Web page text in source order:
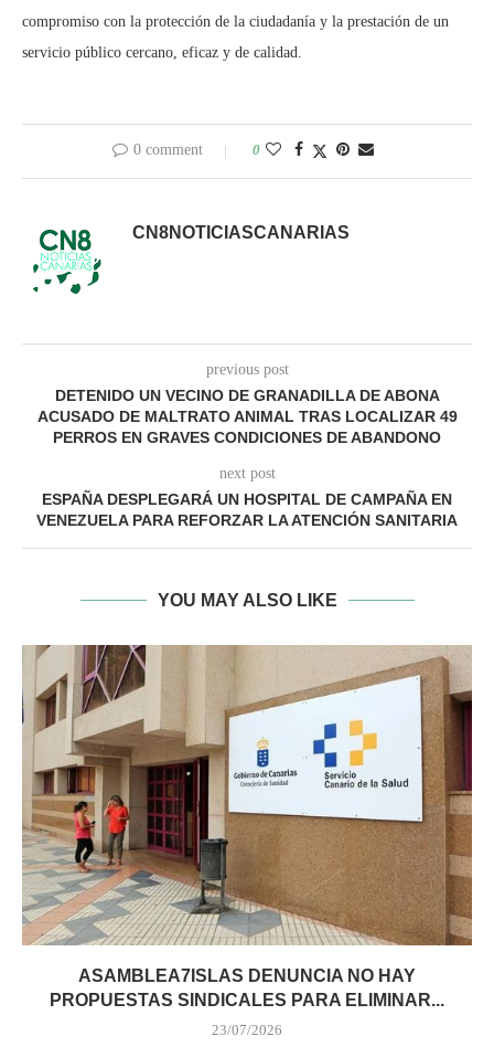
compromiso con la protección de la ciudadanía y la prestación de un
servicio público cercano, eficaz y de calidad.
0 comment 0
CN8NOTICIASCANARIAS
previous post
DETENIDO UN VECINO DE GRANADILLA DE ABONA
ACUSADO DE MALTRATO ANIMAL TRAS LOCALIZAR 49
PERROS EN GRAVES CONDICIONES DE ABANDONO
next post
ESPAÑA DESPLEGARÁ UN HOSPITAL DE CAMPAÑA EN
VENEZUELA PARA REFORZAR LA ATENCIÓN SANITARIA
YOU MAY ALSO LIKE
ASAMBLEA7ISLAS DENUNCIA NO HAY
PROPUESTAS SINDICALES PARA ELIMINAR...
23/07/2026